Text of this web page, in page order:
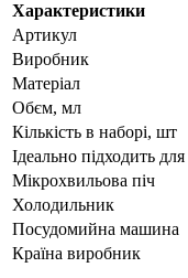
Характеристики
Артикул
Виробник
Матеріал
Обєм, мл
Кількість в наборі, шт
Ідеально підходить для
Мікрохвильова піч
Холодильник
Посудомийна машина
Країна виробник